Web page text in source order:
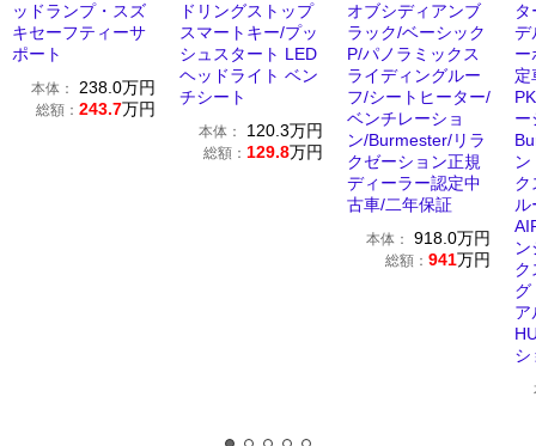
ッドランプ・スズ
キセーフティーサ
ポート
本体： 238.0万円
総額： 243.7万円
ドリングストップ
スマートキー/プッ
シュスタート LED
ヘッドライト ベン
チシート
本体： 120.3万円
総額： 129.8万円
オブシディアンブ
ラック/ベーシック
P/パノラミックス
ライディングルー
フ/シートヒーター/
ベンチレーショ
ン/Burmester/リラ
クゼーション正規
ディーラー認定中
古車/二年保証
本体： 918.0万円
総額： 941万円
デ
ー
ク
ク
シ